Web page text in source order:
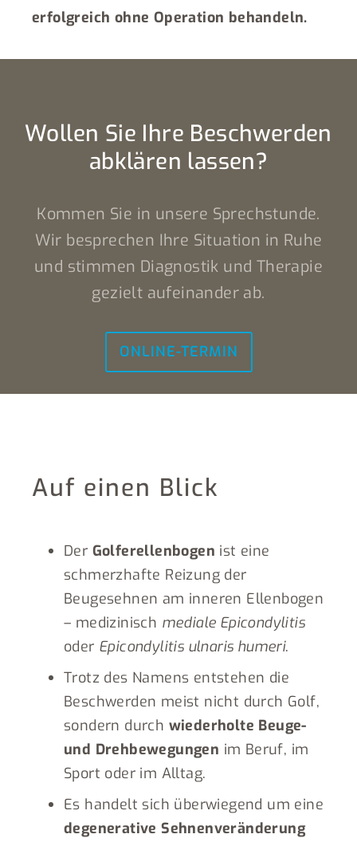
erfolgreich ohne Operation behandeln.
Wollen Sie Ihre Beschwerden
abklären lassen?
Kommen Sie in unsere Sprechstunde.
Wir besprechen Ihre Situation in Ruhe
und stimmen Diagnostik und Therapie
gezielt aufeinander ab.
ONLINE-TERMIN
Auf einen Blick
Der Golferellenbogen ist eine
schmerzhafte Reizung der
Beugesehnen am inneren Ellenbogen
– medizinisch mediale Epicondylitis
oder Epicondylitis ulnaris humeri.
Trotz des Namens entstehen die
Beschwerden meist nicht durch Golf,
sondern durch wiederholte Beuge-
und Drehbewegungen im Beruf, im
Sport oder im Alltag.
Es handelt sich überwiegend um eine
degenerative Sehnenveränderung